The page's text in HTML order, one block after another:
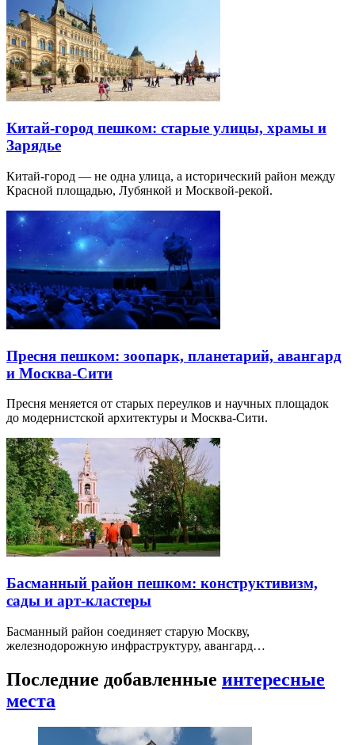
Китай-город пешком: старые улицы, храмы и
Зарядье
Китай-город — не одна улица, а исторический район между
Красной площадью, Лубянкой и Москвой-рекой.
Пресня пешком: зоопарк, планетарий, авангард
и Москва-Сити
Пресня меняется от старых переулков и научных площадок
до модернистской архитектуры и Москва-Сити.
Басманный район пешком: конструктивизм,
сады и арт-кластеры
Басманный район соединяет старую Москву,
железнодорожную инфраструктуру, авангард…
Последние добавленные интересные
места